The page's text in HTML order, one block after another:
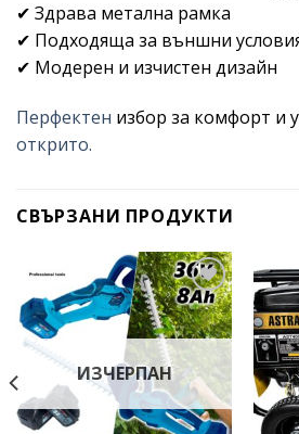
✔ Здрава метална рамка
✔ Подходяща за външни
✔ Модерен и изчистен дизайн
Перфектен избор за комфорт и
открито.
СВЪРЗАНИ ПРОДУКТИ
Add to
wishlist
ИЗЧЕРПАН